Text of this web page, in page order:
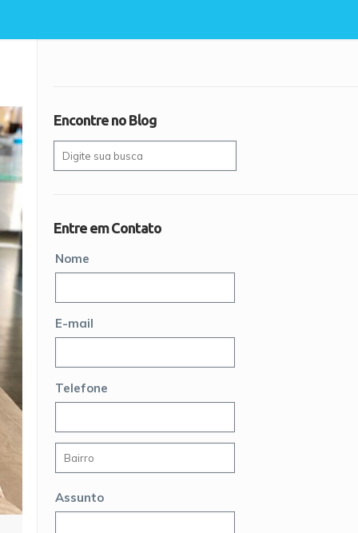
Encontre no Blog
Entre em Contato
Nome
E-mail
Telefone
Assunto